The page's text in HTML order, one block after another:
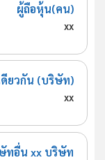
ผู้ถือหุ้น(คน)
xx
ยวกัน (บริษัท)
xx
ทอื่น xx บริษัท